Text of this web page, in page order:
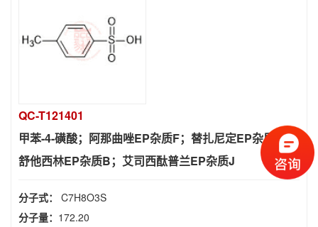
QC-T121401
甲苯-4-磺酸；阿那曲唑EP杂质F；替扎尼定EP杂质I；
舒他西林EP杂质B；艾司西酞普兰EP杂质J
分子式： C7H8O3S
分子量： 172.20